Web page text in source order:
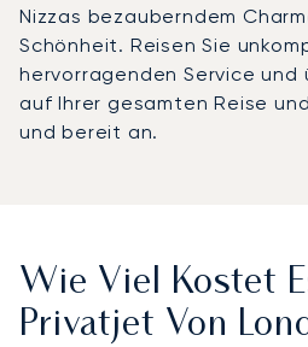
Nizzas bezauberndem
Schönheit. Reisen Sie
hervorragenden Service und
auf Ihrer gesamten Reise
und bereit an.
Wie Viel Kostet
Privatjet Von